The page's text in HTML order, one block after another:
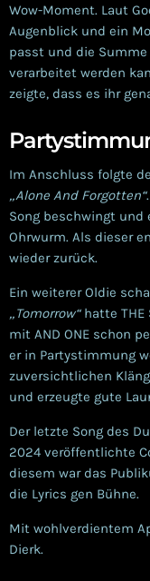
Wow-Moment. Laut
Augenblick und ein
passt und die
verarbeitet werden
zeigte, dass es ihr
Im Anschluss folgte
„Alone And Forgotten“
Song beschwingt
Ohrwurm. Als dieser
wieder zurück.
Ein weiterer Oldie
„Tomorrow“hatte THE
mit AND ONE schon
er in Partystimmung
zuversichtlichen
und erzeugte gute
Der letzte Song des
2024 veröffentlichte
diesem war das
die Lyrics gen Bühne.
Mit wohlverdientem
Dierk.